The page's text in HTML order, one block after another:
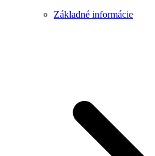
Základné informácie